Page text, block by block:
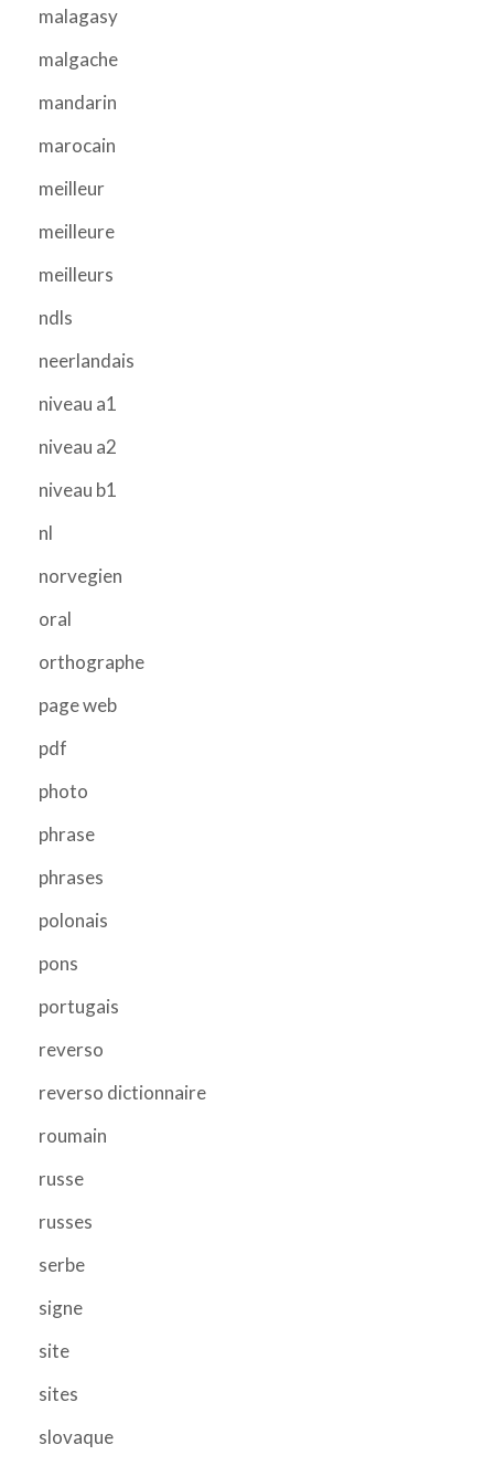
malagasy
malgache
mandarin
marocain
meilleur
meilleure
meilleurs
ndls
neerlandais
niveau a1
niveau a2
niveau b1
nl
norvegien
oral
orthographe
page web
pdf
photo
phrase
phrases
polonais
pons
portugais
reverso
reverso dictionnaire
roumain
russe
russes
serbe
signe
site
sites
slovaque